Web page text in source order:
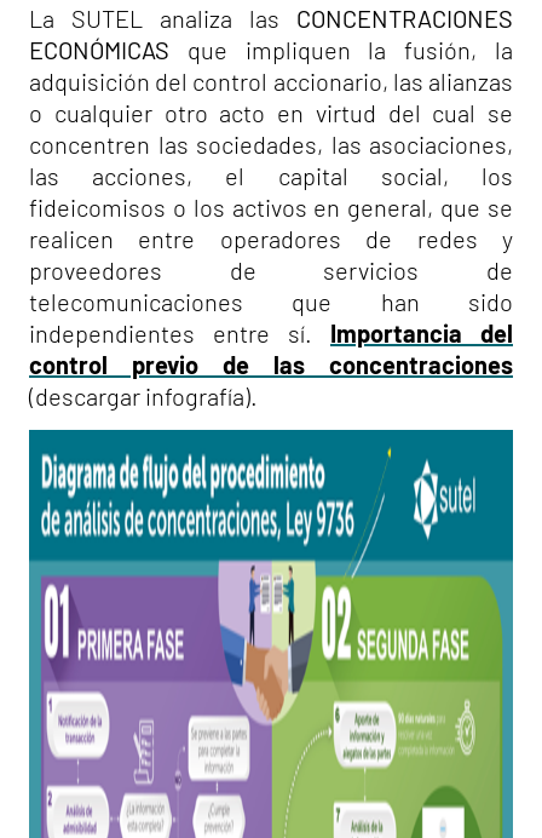
La SUTEL analiza las CONCENTRACIONES
ECONÓMICAS que impliquen la fusión, la
adquisición del control accionario, las alianzas
o cualquier otro acto en virtud del cual se
concentren las sociedades, las asociaciones,
las acciones, el capital social, los
fideicomisos o los activos en general, que se
realicen entre operadores de redes y
proveedores de servicios de
telecomunicaciones que han sido
independientes entre sí. Importancia del
control previo de las concentraciones
(descargar infografía).